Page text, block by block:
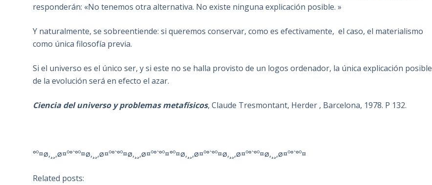
responderán: «No tenemos otra alternativa. No existe ninguna explicación posible. »
Y naturalmente, se sobreentiende: si queremos conservar, como es efectivamente, el caso, el materialismo
como única filosofía previa.
Si el universo es el único ser, y si este no se halla provisto de un logos ordenador, la única explicación posible
de la evolución será en efecto el azar.
Ciencia del universo y problemas metafísicos, Claude Tresmontant, Herder , Barcelona, 1978. P 132.
°º¤ø,¸¸,ø¤º°`°º¤ø,¸¸,ø¤º°`°º¤ø,¸¸,ø¤º°`°º¤°º¤ø,¸¸,ø¤º°`°º¤ø,¸¸,ø¤º°`°º¤ø,¸¸,ø¤º°`°º¤
Related posts: